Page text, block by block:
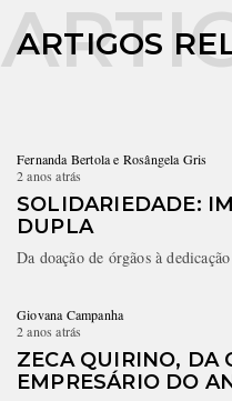
ARTIGOS
Fernanda Bertola e Rosângela Gris
2 anos atrás
SOLIDARIEDADE:
DUPLA
Da doação de órgãos à
Giovana Campanha
2 anos atrás
ZECA QUIRINO, DA
EMPRESÁRIO DO